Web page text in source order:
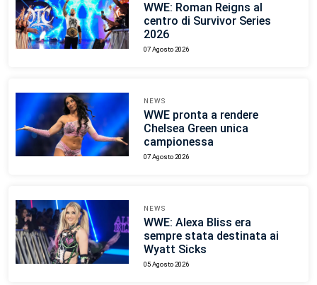
WWE: Roman Reigns al
centro di Survivor Series
2026
07 Agosto 2026
NEWS
WWE pronta a rendere
Chelsea Green unica
campionessa
07 Agosto 2026
NEWS
WWE: Alexa Bliss era
sempre stata destinata ai
Wyatt Sicks
05 Agosto 2026